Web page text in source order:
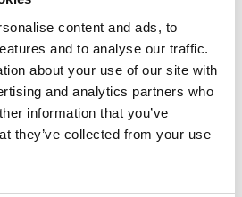
content and ads, to
and to analyse our traffic.
about your use of our site with
and analytics partners who
information that you’ve
they’ve collected from your use